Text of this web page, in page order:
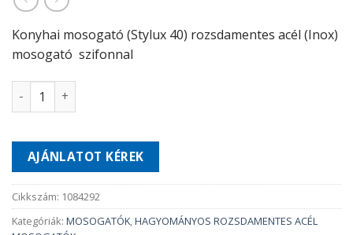
Konyhai mosogató (Stylux 40) rozsdamentes acél (Inox)
mosogató szifonnal
Stylux 40 mennyiség
AJÁNLATOT KÉREK
Cikkszám: 1084292
Kategóriák: MOSOGATÓK,HAGYOMÁNYOS ROZSDAMENTES ACÉL